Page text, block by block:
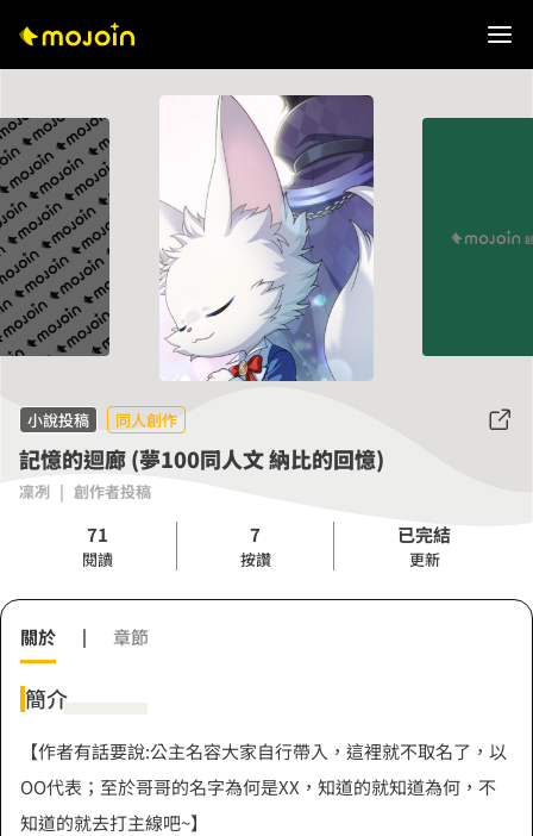
小說投稿 同人創作
記憶的迴廊 (夢100同人文 納比的回憶)
凜冽 | 創作者投稿
71
閱讀
7
按讚
已完結
更新
關於 | 章節
簡介
【作者有話要說:公主名容大家自行帶入，這裡就不取名了，以
OO代表；至於哥哥的名字為何是XX，知道的就知道為何，不
知道的就去打主線吧~】